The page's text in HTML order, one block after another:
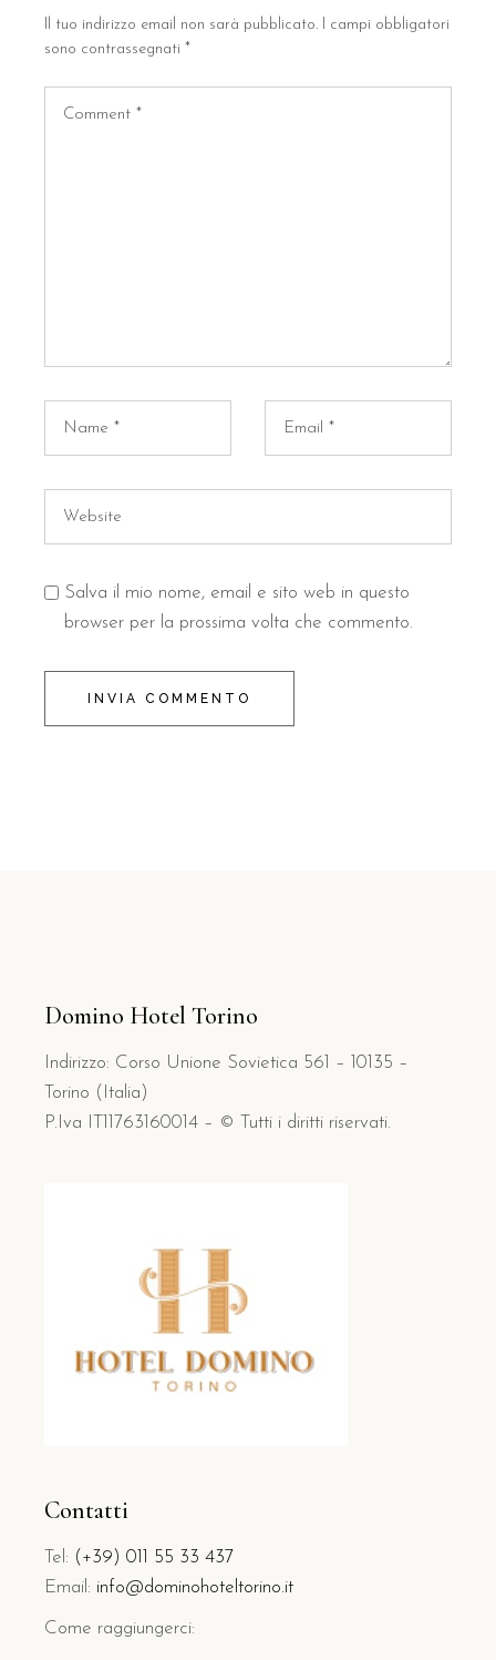
Il tuo indirizzo email non sarà pubblicato. I campi obbligatori
sono contrassegnati *
Salva il mio nome, email e sito web in questo
browser per la prossima volta che commento.
INVIA COMMENTO
Domino Hotel Torino
Indirizzo: Corso Unione Sovietica 561 – 10135 –
Torino (Italia)
P.Iva IT11763160014 – © Tutti i diritti riservati.
Contatti
Tel: (+39) 011 55 33 437
Email: info@dominohoteltorino.it
Come raggiungerci: